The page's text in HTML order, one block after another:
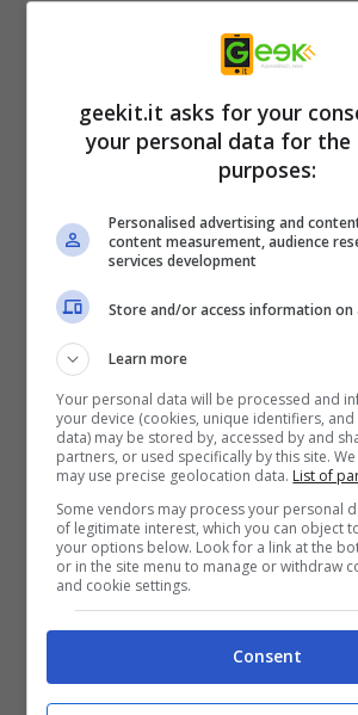
Assetto Corsa Competizione
simulatore di guida più
disponibile sul mercato.
Fino ad ora, il DLC GT World
era disponibile esclusivamente
anche i piloti virtuali
Series X|S potranno acquistarlo
alla già vasta collezione di auto
nel gioco, tra cui laFerrari 296,
geekit.it asks for your
your personal data for
purposes:
Personalised advertising and
content measurement, audience
services development
Store and/or access information on
Learn more
Your personal data will be processed and
your device (cookies, unique identifiers,
data) may be stored by, accessed by and
partners, or used specifically by this site.
may use precise geolocation data. List of
Some vendors may process your personal
of legitimate interest, which you can object
your options below. Look for a link at the
or in the site menu to manage or withdraw
and cookie settings.
Consent